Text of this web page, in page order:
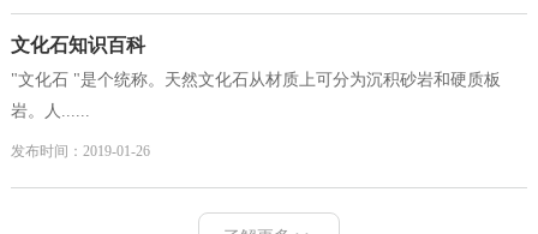
文化石知识百科
"文化石 "是个统称。天然文化石从材质上可分为沉积砂岩和硬质板
岩。人......
发布时间：2019-01-26